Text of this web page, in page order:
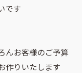
です
んお客様のご予算
作りいたします